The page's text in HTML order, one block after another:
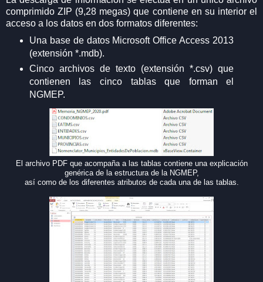
comprimido ZIP (9,28 megas) que contiene en su interior el
acceso a los datos en dos formatos diferentes:
Una base de datos Microsoft Office Access 2013
(extensión *.mdb).
Cinco archivos de texto (extensión *.csv) que
contienen las cinco tablas que forman el
NGMEP.
El archivo PDF que acompaña a las tablas contiene una explicación
genérica de la estructura de la NGMEP,
así como de los diferentes atributos de cada una de las tablas.